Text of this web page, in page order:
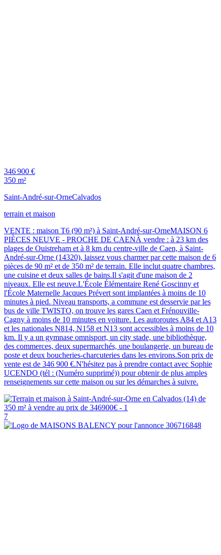
346 900 €
350 m²
Saint-André-sur-OrneCalvados
terrain et maison
VENTE : maison T6 (90 m²) à Saint-André-sur-OrneMAISON 6
PIÈCES NEUVE - PROCHE DE CAENÀ vendre : à 23 km des
plages de Ouistreham et à 8 km du centre-ville de Caen, à Saint-
André-sur-Orne (14320), laissez vous charmer par cette maison de 6
pièces de 90 m² et de 350 m² de terrain. Elle inclut quatre chambres,
une cuisine et deux salles de bains.Il s'agit d'une maison de 2
niveaux. Elle est neuve.L'École Élémentaire René Goscinny et
l'École Maternelle Jacques Prévert sont implantées à moins de 10
minutes à pied. Niveau transports, a commune est desservie par les
bus de ville TWISTO, on trouve les gares Caen et Frénouville-
Cagny à moins de 10 minutes en voiture. Les autoroutes A84 et A13
et les nationales N814, N158 et N13 sont accessibles à moins de 10
km. Il y a un gymnase omnisport, un city stade, une bibliothèque,
des commerces, deux supermarchés, une boulangerie, un bureau de
poste et deux boucheries-charcuteries dans les environs.Son prix de
vente est de 346 900 €.N'hésitez pas à prendre contact avec Sophie
UCENDO (tél : (Numéro supprimé)) pour obtenir de plus amples
renseignements sur cette maison ou sur les démarches à suivre.
7